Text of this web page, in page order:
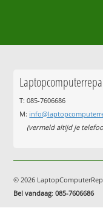
T: 085-7606686
M:
(vermeld altijd je
© 2026
Bel vandaag:085-7606686